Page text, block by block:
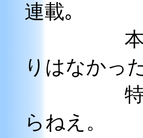
連載｡
本来､ア
りはなかっ
特撮で
らねえ。